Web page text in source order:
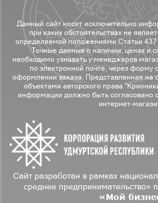
Данный сайт носит исключительно
при каких обстоятельствах не
определяемой положениями Статьи
Точные данные о наличии, ценах и
необходимо узнавать у менеджеров
по электронной почте, через форму
оформлении заказа. Представленная на
объектами авторского права
информации должно быть согласовано
интернет-
Сайт разработан в рамках
среднее предпринимательство»
«Мой